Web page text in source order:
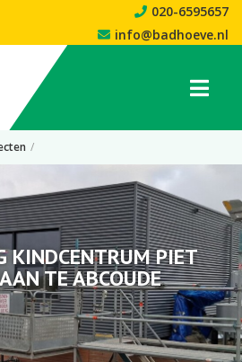
020-6595657
info@badhoeve.nl
/
Mondriaan te Abcoude
KINDCENTRUM PIET
TE ABCOUDE